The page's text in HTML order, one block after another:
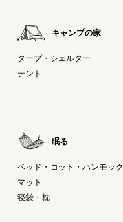
キャンプの家
タープ・シェルター
テント
眠る
ベッド・コット・ハンモック
マット
寝袋・枕